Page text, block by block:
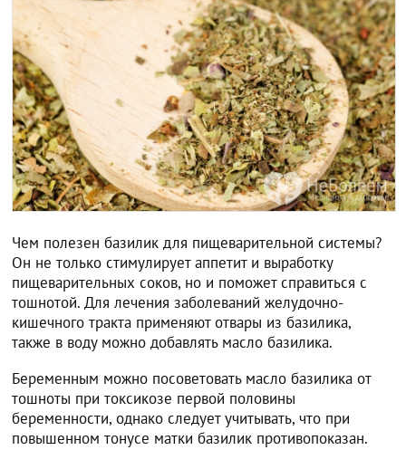
Чем полезен базилик для пищеварительной системы?
Он не только стимулирует аппетит и выработку
пищеварительных соков, но и поможет справиться с
тошнотой. Для лечения заболеваний желудочно-
кишечного тракта применяют отвары из базилика,
также в воду можно добавлять масло базилика.
Беременным можно посоветовать масло базилика от
тошноты при токсикозе первой половины
беременности, однако следует учитывать, что при
повышенном тонусе матки базилик противопоказан.